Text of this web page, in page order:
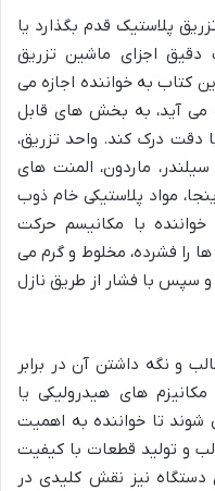
پلاستیک قدم بگذارد یا
اجزای ماشین تزریق
کتاب به خواننده اجازه می
می آید، به بخش های قابل
دقت درک کند. واحد تزریق،
ماردون، المنت های
مواد پلاستیکی خام ذوب
با مکانیسم حرکت
را فشرده، مخلوط و گرم می
سپس با فشار از طریق نازل
و نگه داشتن آن در برابر
های هیدرولیکی یا
شوند تا خواننده به اهمیت
و تولید قطعات با کیفیت
دستگاه نیز نقش کلیدی در